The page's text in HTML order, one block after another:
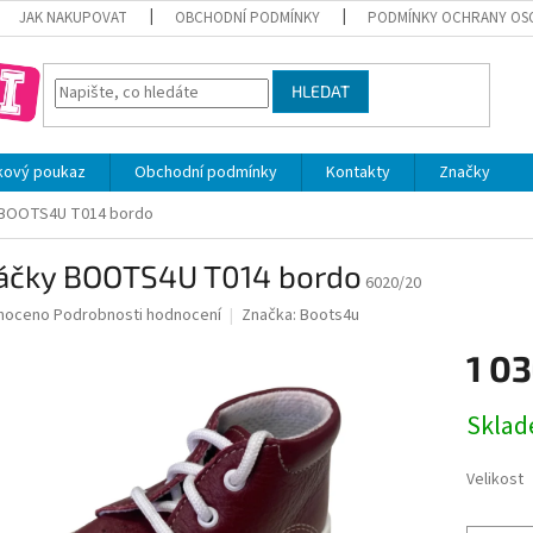
JAK NAKUPOVAT OBCHODNÍ PODMÍNKY PODMÍNKY OCHRANY
HLEDAT
poukaz Obchodní podmínky Kontakty
Značky
T014 bordo
BOOTS4U T014 bordo 6020/20
Podrobnosti hodnocení Značka: Boots4u
1
cena:
Velikost